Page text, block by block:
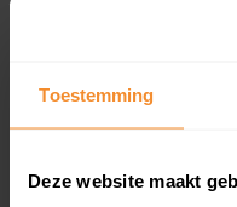
Toestemming
Deze website maakt
T/m 1945